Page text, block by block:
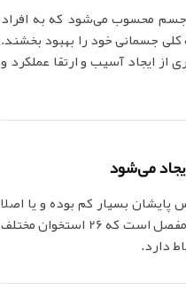
جسم محسوب می‌شود که به افراد
جسمانی خود را بهبود بخشند.
از ایجاد آسیب و ارتقا عملکرد و
بسیار کم بوده و یا اصلا
پاهایشان قوس ندارد. پای انسان دارای 33 مفصل است که 26 استخوان مختلف